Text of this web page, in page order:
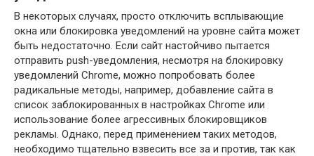
В некоторых случаях, просто отключить всплывающие
окна или блокировка уведомлений на уровне сайта может
быть недостаточно. Если сайт настойчиво пытается
отправить push-уведомления, несмотря на блокировку
уведомлений Chrome, можно попробовать более
радикальные методы, например, добавление сайта в
список заблокированных в настройках Chrome или
использование более агрессивных блокировщиков
рекламы. Однако, перед применением таких методов,
необходимо тщательно взвесить все за и против, так как